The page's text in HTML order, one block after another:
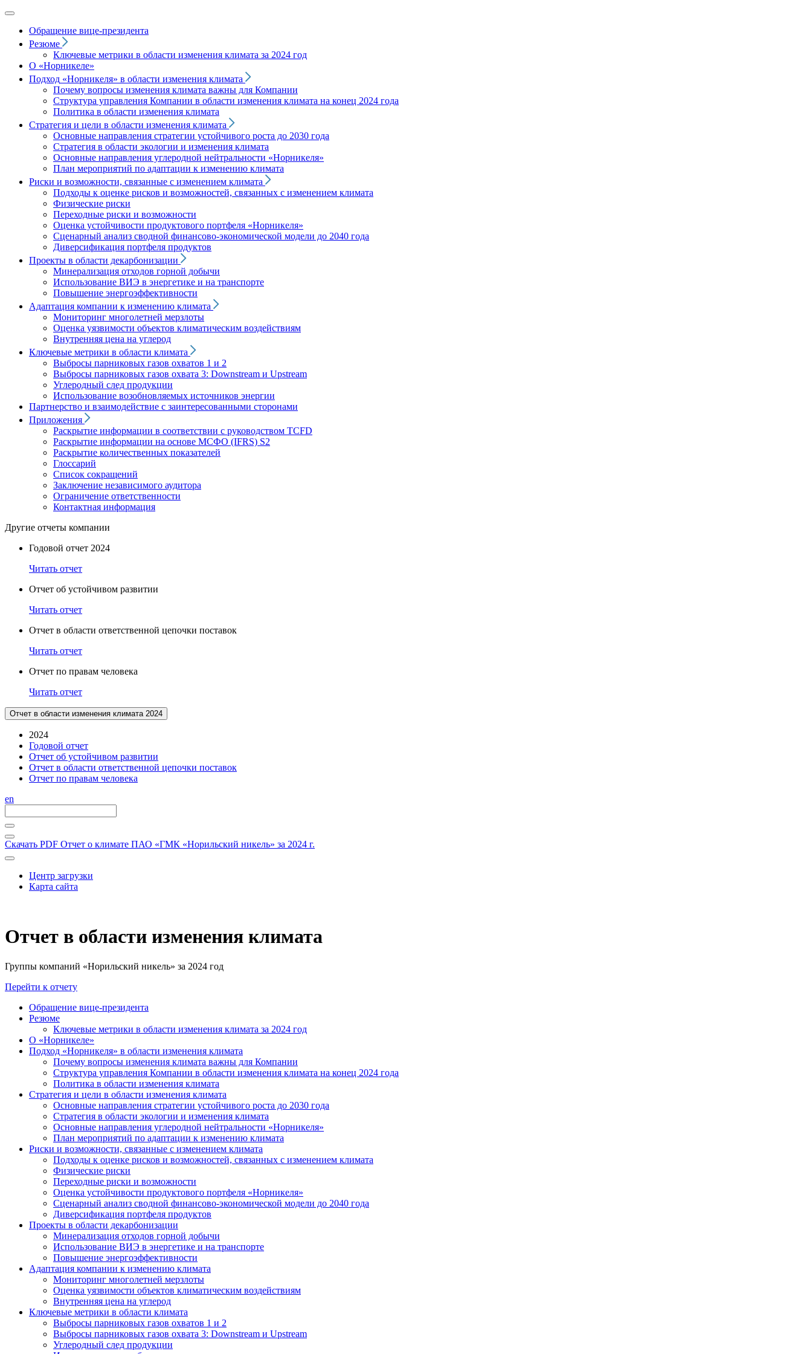
Обращение вице‑президента
Резюме
Ключевые метрики в области изменения климата за 2024 год
О «Норникеле»
Подход «Норникеля» в области изменения климата
Почему вопросы изменения климата важны для Компании
Структура управления Компании в области изменения климата на конец 2024 года
Политика в области изменения климата
Стратегия и цели в области изменения климата
Основные направления стратегии устойчивого роста до 2030 года
Стратегия в области экологии и изменения климата
Основные направления углеродной нейтральности «Норникеля»
План мероприятий по адаптации к изменению климата
Риски и возможности, связанные с изменением климата
Подходы к оценке рисков и возможностей, связанных с изменением климата
Физические риски
Переходные риски и возможности
Оценка устойчивости продуктового портфеля «Норникеля»
Сценарный анализ сводной финансово-экономической модели до 2040 года
Диверсификация портфеля продуктов
Проекты в области декарбонизации
Минерализация отходов горной добычи
Использование ВИЭ в энергетике и на транспорте
Повышение энергоэффективности
Адаптация компании к изменению климата
Мониторинг многолетней мерзлоты
Оценка уязвимости объектов климатическим воздействиям
Внутренняя цена на углерод
Ключевые метрики в области климата
Выбросы парниковых газов охватов 1 и 2
Выбросы парниковых газов охвата 3: Downstream и Upstream
Углеродный след продукции
Использование возобновляемых источников энергии
Партнерство и взаимодействие с заинтересованными сторонами
Приложения
Раскрытие информации в соответствии с руководством TCFD
Раскрытие информации на основе МСФО (IFRS) S2
Раскрытие количественных показателей
Глоссарий
Список сокращений
Заключение независимого аудитора
Ограничение ответственности
Контактная информация
Другие отчеты компании
Годовой отчет 2024
Читать отчет
Отчет об устойчивом развитии
Читать отчет
Отчет в области ответственной цепочки поставок
Читать отчет
Отчет по правам человека
Читать отчет
Отчет в области изменения климата 2024
2024
Годовой отчет
Отчет об устойчивом развитии
Отчет в области ответственной цепочки поставок
Отчет по правам человека
en
Скачать PDF Отчет о климате ПАО «ГМК «Норильский никель» за 2024 г.
Центр загрузки
Карта сайта
Отчет в области изменения климата
Группы компаний «Норильский никель» за 2024 год
Перейти к отчету
Обращение вице-президента
Резюме
Ключевые метрики в области изменения климата за 2024 год
О «Норникеле»
Подход «Норникеля» в области изменения климата
Почему вопросы изменения климата важны для Компании
Структура управления Компании в области изменения климата на конец 2024 года
Политика в области изменения климата
Стратегия и цели в области изменения климата
Основные направления стратегии устойчивого роста до 2030 года
Стратегия в области экологии и изменения климата
Основные направления углеродной нейтральности «Норникеля»
План мероприятий по адаптации к изменению климата
Риски и возможности, связанные с изменением климата
Подходы к оценке рисков и возможностей, связанных с изменением климата
Физические риски
Переходные риски и возможности
Оценка устойчивости продуктового портфеля «Норникеля»
Сценарный анализ сводной финансово-экономической модели до 2040 года
Диверсификация портфеля продуктов
Проекты в области декарбонизации
Минерализация отходов горной добычи
Использование ВИЭ в энергетике и на транспорте
Повышение энергоэффективности
Адаптация компании к изменению климата
Мониторинг многолетней мерзлоты
Оценка уязвимости объектов климатическим воздействиям
Внутренняя цена на углерод
Ключевые метрики в области климата
Выбросы парниковых газов охватов 1 и 2
Выбросы парниковых газов охвата 3: Downstream и Upstream
Углеродный след продукции